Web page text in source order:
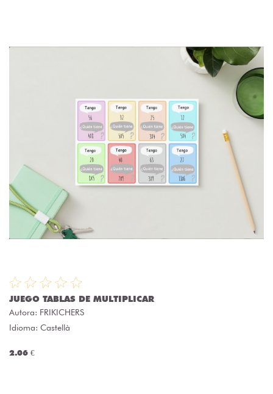
JUEGO TABLAS DE MULTIPLICAR
Autora: FRIKICHERS
Idioma: Castellà
2.06 €